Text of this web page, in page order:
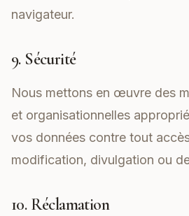
navigateur.
9. Sécurité
Nous mettons en œuvre des
et organisationnelles
vos données contre tout
modification, divulgation ou
10. Réclamation